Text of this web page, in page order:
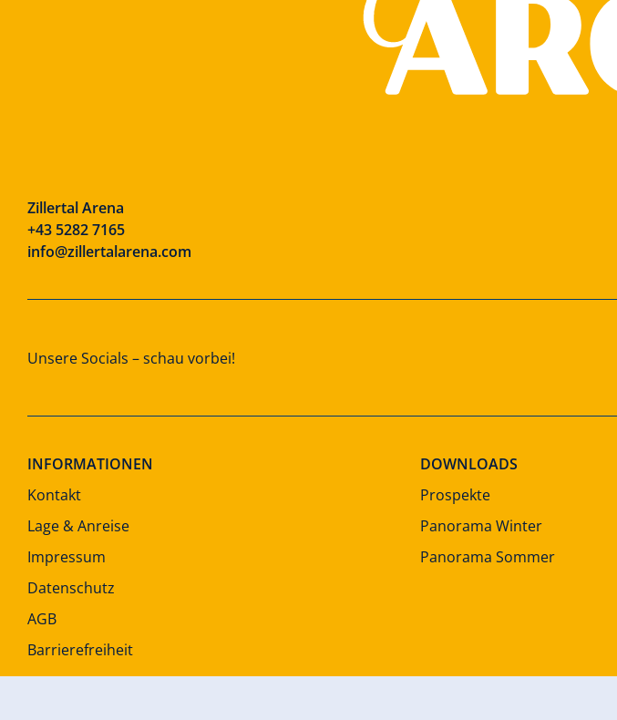
Zillertal Arena
+43 5282 7165
info@zillertalarena.com
Unsere Socials – schau vorbei!
INFORMATIONEN
Kontakt
Lage & Anreise
Impressum
Datenschutz
AGB
Barrierefreiheit
DOWNLOADS
Prospekte
Panorama Winter
Panorama Sommer